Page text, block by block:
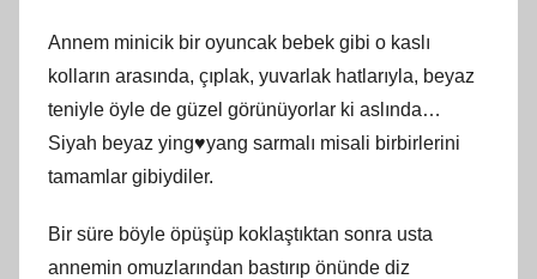
Annem minicik bir oyuncak bebek gibi o kaslı
kolların arasında, çıplak, yuvarlak hatlarıyla, beyaz
teniyle öyle de güzel görünüyorlar ki aslında…
Siyah beyaz ying♥yang sarmalı misali birbirlerini
tamamlar gibiydiler.
Bir süre böyle öpüşüp koklaştıktan sonra usta
annemin omuzlarından bastırıp önünde diz